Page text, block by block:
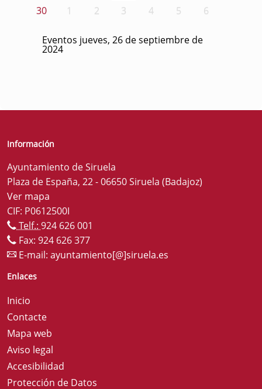
30
1 2 3 4 5 6
Eventos jueves, 26 de septiembre de
2024
Información
Ayuntamiento de Siruela
Plaza de España, 22 - 06650 Siruela (Badajoz)
Ver mapa
CIF: P0612500I
Telf.: 924 626 001
Fax: 924 626 377
E-mail: ayuntamiento[@]siruela.es
Enlaces
Inicio
Contacte
Mapa web
Aviso legal
Accesibilidad
Protección de Datos